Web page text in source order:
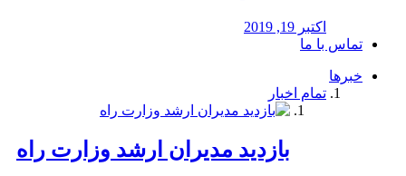
اکتبر 19, 2019
تماس با ما
خبرها
تمام اخبار
بازدید مدیران ارشد وزارت راه